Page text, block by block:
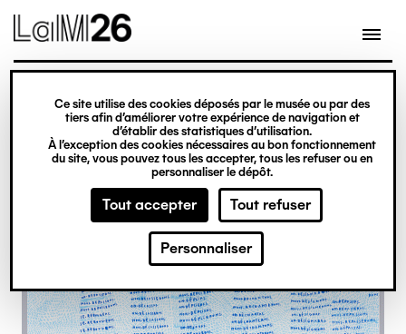
Gestion des cookies
Ce site utilise des cookies déposés par le musée ou par des
tiers afin d’améliorer votre expérience de navigation et
d’établir des statistiques d’utilisation.
À l’exception des cookies nécessaires au bon fonctionnement
du site, vous pouvez tous les accepter, tous les refuser ou en
personnaliser le dépôt.
Tout accepter Tout refuser
Personnaliser
contenu